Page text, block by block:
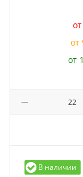
от
от
В наличии